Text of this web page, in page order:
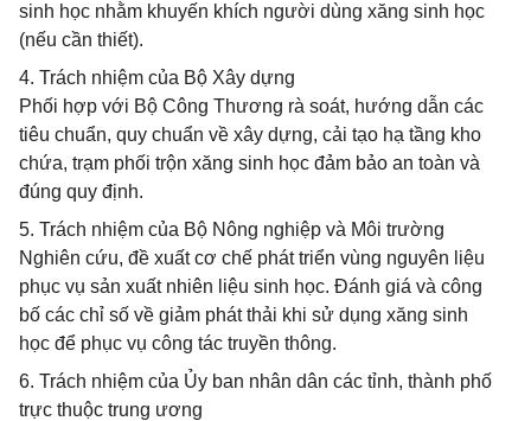
sinh học nhằm khuyến khích người dùng xăng sinh học
(nếu cần thiết).
4. Trách nhiệm của Bộ Xây dựng
Phối hợp với Bộ Công Thương rà soát, hướng dẫn các
tiêu chuẩn, quy chuẩn về xây dựng, cải tạo hạ tầng kho
chứa, trạm phối trộn xăng sinh học đảm bảo an toàn và
đúng quy định.
5. Trách nhiệm của Bộ Nông nghiệp và Môi trường
Nghiên cứu, đề xuất cơ chế phát triển vùng nguyên liệu
phục vụ sản xuất nhiên liệu sinh học. Đánh giá và công
bố các chỉ số về giảm phát thải khi sử dụng xăng sinh
học để phục vụ công tác truyền thông.
6. Trách nhiệm của Ủy ban nhân dân các tỉnh, thành phố
trực thuộc trung ương